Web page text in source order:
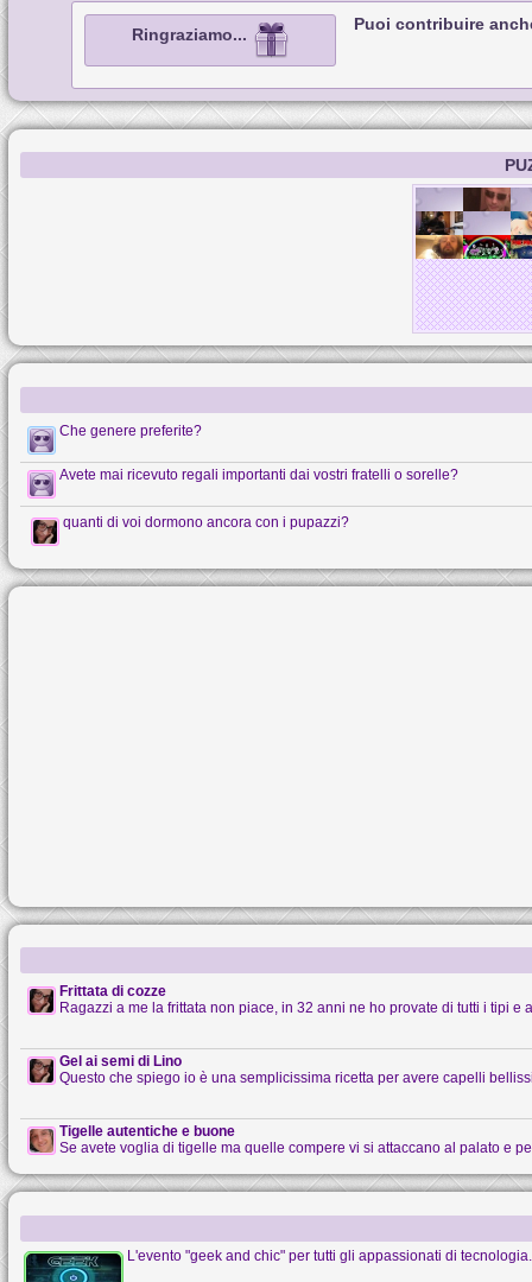
Ringraziamo...
Puoi contribuire
Che genere preferite?
Avete mai ricevuto regali importanti dai vostri fratelli o sorelle?
quanti di voi dormono ancora con i pupazzi?
Frittata di cozze
Ragazzi a me la frittata non piace, in 32 anni ne ho provate di tutti i tipi e
Gel ai semi di Lino
Questo che spiego io è una semplicissima ricetta per avere capelli
Tigelle autentiche e buone
Se avete voglia di tigelle ma quelle compere vi si attaccano al palato e
L'evento "geek and chic" per tutti gli appassionati di